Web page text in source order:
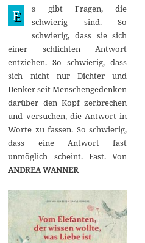
E
s gibt Fragen, die
schwierig sind. So
schwierig, dass sie sich
einer schlichten Antwort
entziehen. So schwierig, dass
sich nicht nur Dichter und
Denker seit Menschengedenken
darüber den Kopf zerbrechen
und versuchen, die Antwort in
Worte zu fassen. So schwierig,
dass eine Antwort fast
unmöglich scheint. Fast. Von
ANDREA WANNER